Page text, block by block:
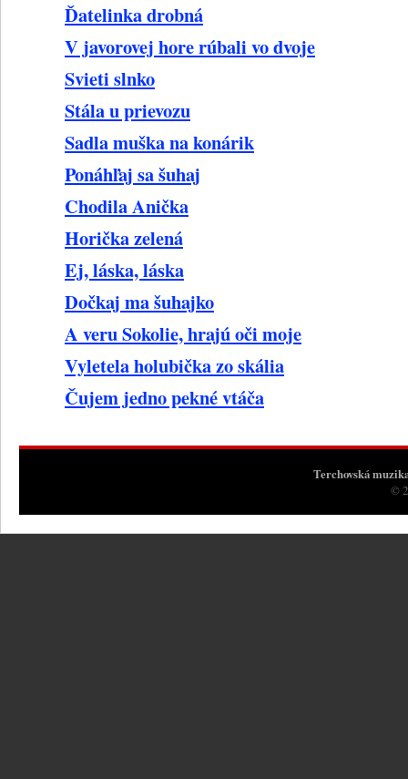
Ďatelinka drobná
V javorovej hore rúbali vo dvoje
Svieti slnko
Stála u prievozu
Sadla muška na konárik
Ponáhľaj sa šuhaj
Chodila Anička
Horička zelená
Ej, láska, láska
Dočkaj ma šuhajko
A veru Sokolie, hrajú oči moje
Vyletela holubička zo skália
Čujem jedno pekné vtáča
Terchovská
©